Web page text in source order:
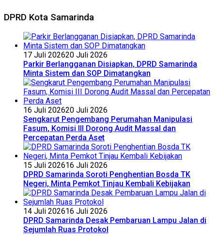
DPRD Kota Samarinda
17 Juli 202620 Juli 2026
Parkir Berlangganan Disiapkan, DPRD Samarinda
Minta Sistem dan SOP Dimatangkan
16 Juli 202620 Juli 2026
Sengkarut Pengembang Perumahan Manipulasi
Fasum, Komisi III Dorong Audit Massal dan
Percepatan Perda Aset
15 Juli 202616 Juli 2026
DPRD Samarinda Soroti Penghentian Bosda TK
Negeri, Minta Pemkot Tinjau Kembali Kebijakan
14 Juli 202616 Juli 2026
DPRD Samarinda Desak Pembaruan Lampu Jalan di
Sejumlah Ruas Protokol